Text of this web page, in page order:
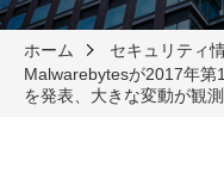
ホーム
セキュリティ
Malwarebytesが2017年第
を発表、大きな変動が観